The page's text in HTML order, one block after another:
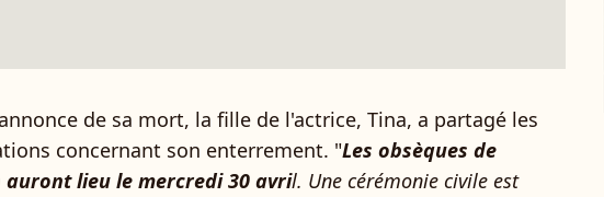
de sa mort, la fille de l'actrice, Tina, a partagé les
concernant son enterrement. "Les obsèques de
auront lieu le mercredi 30 avril. Une cérémonie civile est